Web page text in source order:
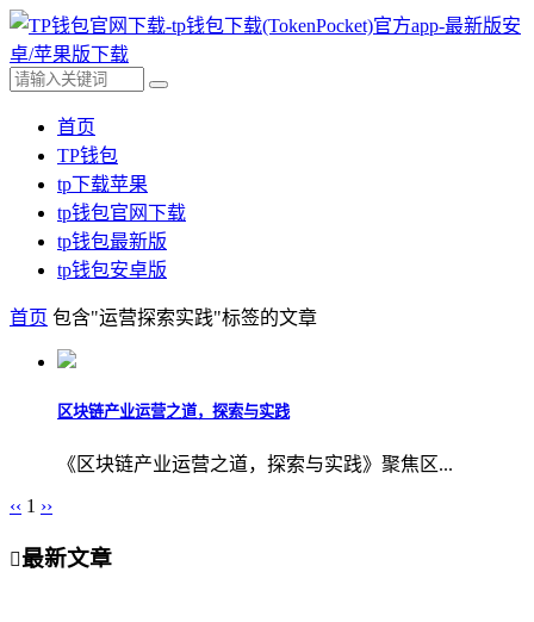
首页
TP钱包
tp下载苹果
tp钱包官网下载
tp钱包最新版
tp钱包安卓版
首页 包含"运营探索实践"标签的文章
区块链产业运营之道，探索与实践
《区块链产业运营之道，探索与实践》聚焦区...
‹‹ 1 ››
最新文章